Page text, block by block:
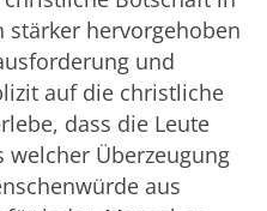
hervorgehoben
und
auf die christliche
dass die Leute
Überzeugung
aus